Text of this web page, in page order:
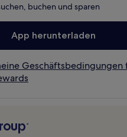
buchen und sparen
App herunterladen
Geschäftsbedingungen